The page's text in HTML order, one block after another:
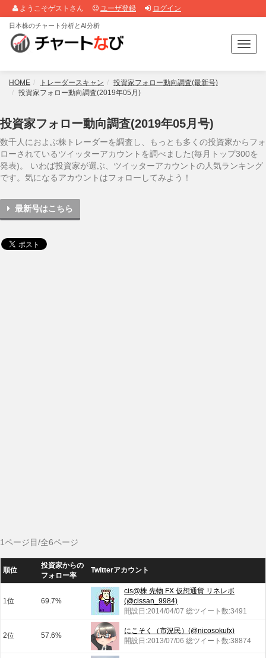
ようこそゲストさん ユーザ登録 ログイン
T
o
g
v
i
g
日本株のチャート分析とAI分析
HOME トレーダースキャン
投資家フォロー動向調査(最新号)
投資家フォロー動向調査(2019年05月)
投資家フォロー動向調査(2019年05月号)
数千人におよぶ株トレーダーを調査し、もっとも多くの投資家からフォ
ローされているツイッターアカウントを調べました(毎月トップ300を
発表)。 いわば投資家が選ぶ、ツイッターアカウントの人気ランキング
です。気になるアカウントはフォローしてみよう！
最新号はこちら
1ページ目/全6ページ
順位
投資家からの
フォロー率
Twitterアカウント
1位 69.7%
cis@株 先物 FX 仮想通貨 リネレボ
(@cissan_9984)
開設日:2014/04/07 総ツイート数:3491
2位 57.6%
にこそく（市況民）(@nicosokufx)
開設日:2013/07/06 総ツイート数:38874